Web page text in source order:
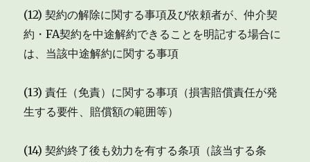
(12) 契約の解除に関する事項及び依頼者が、仲介契
約・FA契約を中途解約できることを明記する場合に
は、当該中途解約に関する事項
(13) 責任（免責）に関する事項（損害賠償責任が発
生する要件、賠償額の範囲等）
(14) 契約終了後も効力を有する条項（該当する条